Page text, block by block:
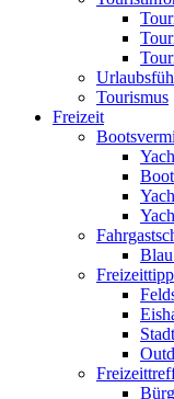
Tourismus
Freizeit